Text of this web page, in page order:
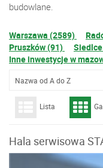
budowlane.
Warszawa (2589)
Pruszków (91)
Inne inwestycje w
Nazwa od A do Z
Lista
Hala serwisowa